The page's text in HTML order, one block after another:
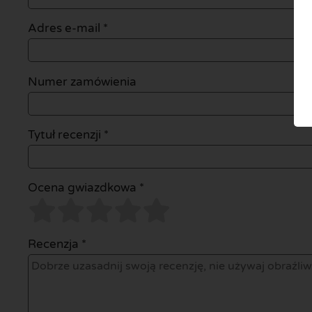
Adres e-mail *
Numer zamówienia
Tytuł recenzji *
Ocena gwiazdkowa *
Recenzja *